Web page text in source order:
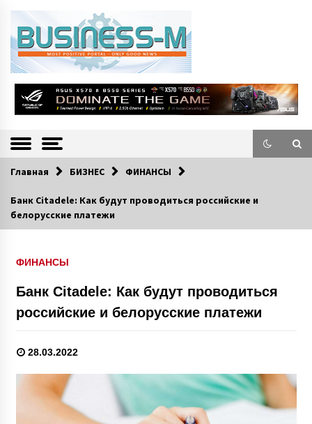
BUSINESS-M
—
Информацио
нно-деловой
экономической и культурной жизни Эстонии и зарубежных стран.
Главная БИЗНЕС ФИНАНСЫ
Банк Citadele: Как будут проводиться российские и
белорусские платежи
ФИНАНСЫ
Банк Citadele: Как будут проводиться
российские и белорусские платежи
28.03.2022